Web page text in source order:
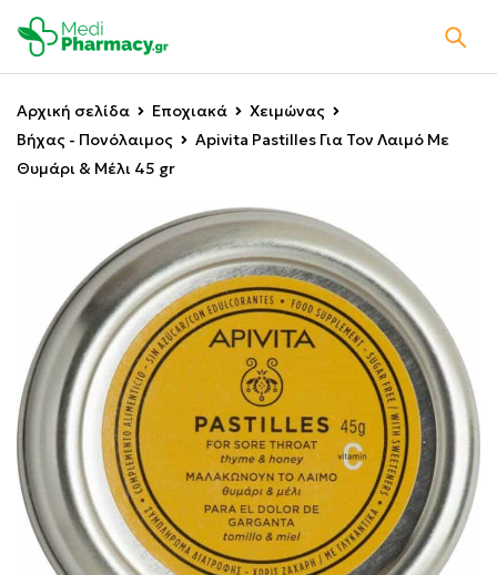
Αρχική σελίδα Εποχιακά
Χειμώνας
Βήχας - Πονόλαιμος
Apivita Pastilles Για Τον Λαιμό Με
Θυμάρι & Μέλι 45 gr